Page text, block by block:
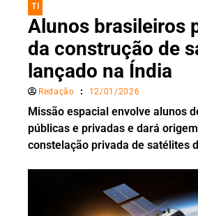
TI
Alunos brasileiros
da construção de
lançado na Índia
Redação 12/01/2026
Missão espacial envolve alunos
públicas e privadas e dará
constelação privada de satélites